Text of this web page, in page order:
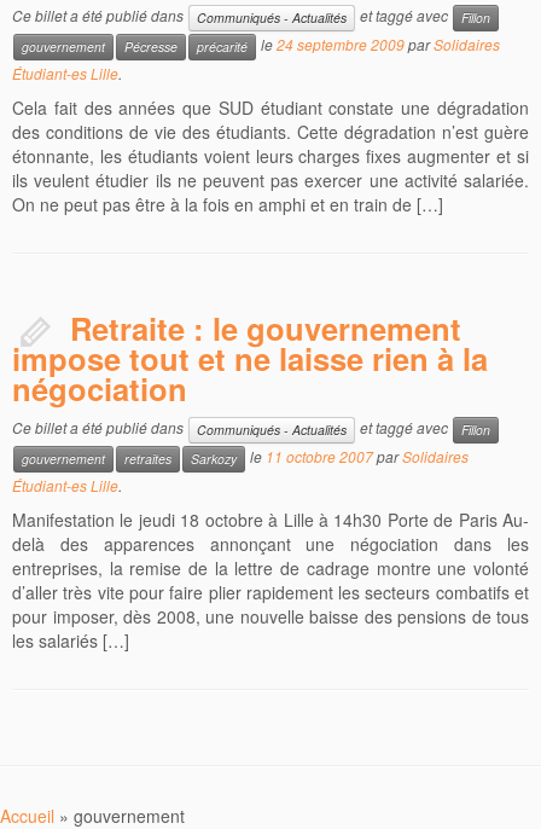
Ce billet a été publié dans Communiqués - Actualités et taggé avec
Fillon
gouvernement
Pécresse précarité le24 septembre 2009parSolidaires
Étudiant-es Lille.
Cela fait des années que SUD étudiant constate une dégradation
des conditions de vie des étudiants. Cette dégradation n’est guère
étonnante, les étudiants voient leurs charges fixes augmenter et si
ils veulent étudier ils ne peuvent pas exercer une activité salariée.
On ne peut pas être à la fois en amphi et en train de […]
Retraite : le gouvernement
impose tout et ne laisse rien à la
négociation
Ce billet a été publié dans Communiqués - Actualités et taggé avec
Fillon
gouvernement
retraites Sarkozy le 11 octobre 2007parSolidaires
Étudiant-es Lille.
Manifestation le jeudi 18 octobre à Lille à 14h30 Porte de Paris Au-
delà des apparences annonçant une négociation dans les
entreprises, la remise de la lettre de cadrage montre une volonté
d’aller très vite pour faire plier rapidement les secteurs combatifs et
pour imposer, dès 2008, une nouvelle baisse des pensions de tous
les salariés […]
Accueil » gouvernement